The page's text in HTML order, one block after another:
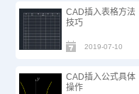
CAD插入表格方法
技巧
2019-07-10
CAD插入公式具体
操作